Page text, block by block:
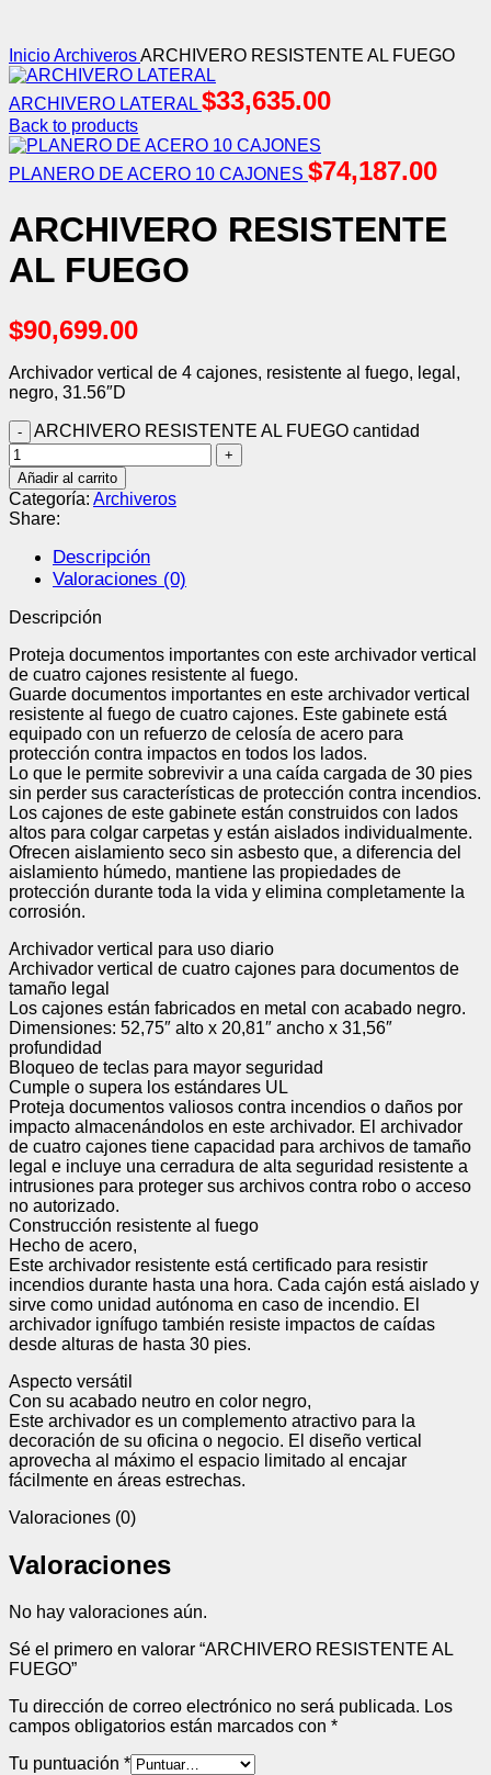
InicioArchiverosARCHIVERO RESISTENTE AL FUEGO
ARCHIVERO LATERAL $33,635.00
Back to products
PLANERO DE ACERO 10 CAJONES $74,187.00
ARCHIVERO RESISTENTE
AL FUEGO
$90,699.00
Archivador vertical de 4 cajones, resistente al fuego, legal,
negro, 31.56″D
ARCHIVERO RESISTENTE AL FUEGO cantidad
Añadir al carrito
Categoría: Archiveros
Share:
Descripción
Valoraciones (0)
Descripción
Proteja documentos importantes con este archivador vertical
de cuatro cajones resistente al fuego.
Guarde documentos importantes en este archivador vertical
resistente al fuego de cuatro cajones. Este gabinete está
equipado con un refuerzo de celosía de acero para
protección contra impactos en todos los lados.
Lo que le permite sobrevivir a una caída cargada de 30 pies
sin perder sus características de protección contra incendios.
Los cajones de este gabinete están construidos con lados
altos para colgar carpetas y están aislados individualmente.
Ofrecen aislamiento seco sin asbesto que, a diferencia del
aislamiento húmedo, mantiene las propiedades de
protección durante toda la vida y elimina completamente la
corrosión.
Archivador vertical para uso diario
Archivador vertical de cuatro cajones para documentos de
tamaño legal
Los cajones están fabricados en metal con acabado negro.
Dimensiones: 52,75″ alto x 20,81″ ancho x 31,56″
profundidad
Bloqueo de teclas para mayor seguridad
Cumple o supera los estándares UL
Proteja documentos valiosos contra incendios o daños por
impacto almacenándolos en este archivador. El archivador
de cuatro cajones tiene capacidad para archivos de tamaño
legal e incluye una cerradura de alta seguridad resistente a
intrusiones para proteger sus archivos contra robo o acceso
no autorizado.
Construcción resistente al fuego
Hecho de acero,
Este archivador resistente está certificado para resistir
incendios durante hasta una hora. Cada cajón está aislado y
sirve como unidad autónoma en caso de incendio. El
archivador ignífugo también resiste impactos de caídas
desde alturas de hasta 30 pies.
Aspecto versátil
Con su acabado neutro en color negro,
Este archivador es un complemento atractivo para la
decoración de su oficina o negocio. El diseño vertical
aprovecha al máximo el espacio limitado al encajar
fácilmente en áreas estrechas.
Valoraciones (0)
Valoraciones
No hay valoraciones aún.
Sé el primero en valorar “ARCHIVERO RESISTENTE AL
FUEGO”
Tu dirección de correo electrónico no será publicada. Los
campos obligatorios están marcados con *
Tu puntuación *